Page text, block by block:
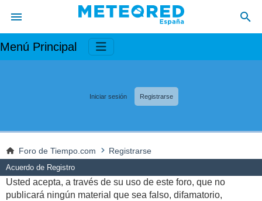
Menú Principal
Iniciar sesión Registrarse
Foro de Tiempo.com Registrarse
Acuerdo de Registro
Usted acepta, a través de su uso de este foro, que no
publicará ningún material que sea falso, difamatorio,